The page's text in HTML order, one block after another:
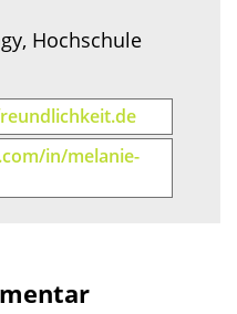
Hochschule
in/melanie-